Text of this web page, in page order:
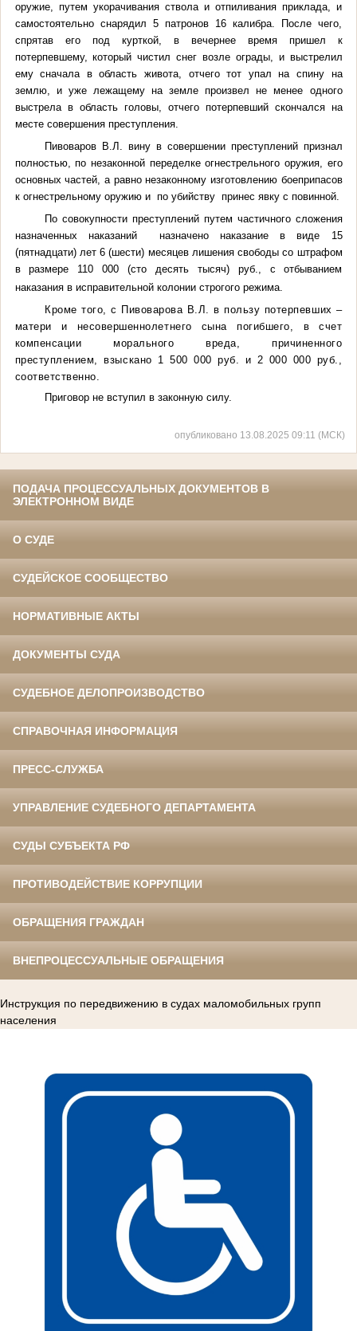
оружие, путем укорачивания ствола и отпиливания приклада, и
самостоятельно снарядил 5 патронов 16 калибра. После чего,
спрятав его под курткой, в вечернее время пришел к
потерпевшему, который чистил снег возле ограды, и выстрелил
ему сначала в область живота, отчего тот упал на спину на
землю, и уже лежащему на земле произвел не менее одного
выстрела в область головы,
отчего потерпевший скончался на
месте совершения преступления.
Пивоваров В.Л. вину в совершении преступлений признал
полностью, по незаконной переделке огнестрельного оружия, его
основных частей, а равно незаконному изготовлению боеприпасов
к огнестрельному оружию и по убийству принес явку с повинной.
По совокупности преступлений путем частичного сложения
назначенных наказаний назначено наказание в виде 15
(пятнадцати) лет 6 (шести) месяцев лишения свободы со штрафом
в размере 110 000 (сто десять тысяч) руб., с отбыванием
наказания в исправительной колонии строгого режима.
Кроме того, с Пивоварова В.Л. в пользу потерпевших –
матери и несовершеннолетнего сына погибшего, в счет
компенсации морального вреда, причиненного
преступлением, взыскано 1 500 000 руб. и 2 000 000 руб.,
соответственно.
Приговор не вступил в законную силу.
опубликовано 13.08.2025 09:11 (МСК)
ПОДАЧА ПРОЦЕССУАЛЬНЫХ ДОКУМЕНТОВ В
ЭЛЕКТРОННОМ ВИДЕ
О СУДЕ
СУДЕЙСКОЕ СООБЩЕСТВО
НОРМАТИВНЫЕ АКТЫ
ДОКУМЕНТЫ СУДА
СУДЕБНОЕ ДЕЛОПРОИЗВОДСТВО
СПРАВОЧНАЯ ИНФОРМАЦИЯ
ПРЕСС-СЛУЖБА
УПРАВЛЕНИЕ СУДЕБНОГО ДЕПАРТАМЕНТА
СУДЫ СУБЪЕКТА РФ
ПРОТИВОДЕЙСТВИЕ КОРРУПЦИИ
ОБРАЩЕНИЯ ГРАЖДАН
ВНЕПРОЦЕССУАЛЬНЫЕ ОБРАЩЕНИЯ
Инструкция по передвижению в судах маломобильных групп
населения